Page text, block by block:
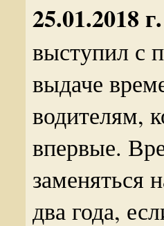
25.01.2018
выступил с
выдаче
водителям,
впервые.
заменяться
два года,